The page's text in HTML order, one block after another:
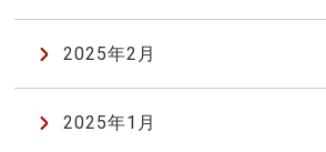
2025年2月
2025年1月